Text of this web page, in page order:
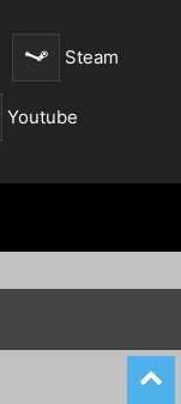
Steam
Youtube